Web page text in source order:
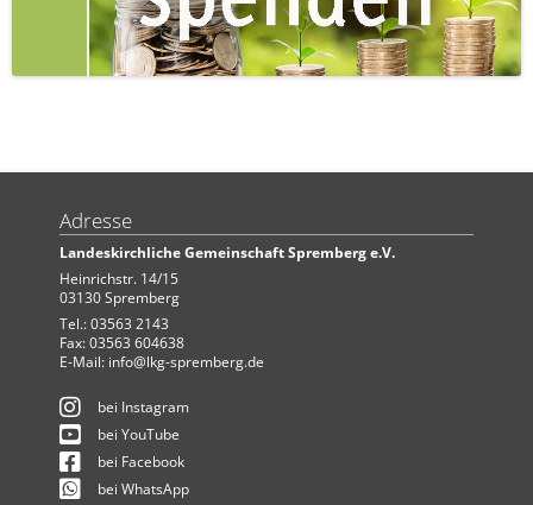
Adresse
Landeskirchliche Gemeinschaft Spremberg e.V.
Heinrichstr. 14/15
03130 Spremberg
Tel.: 03563 2143
Fax: 03563 604638
E-Mail: info@lkg-spremberg.de
bei Instagram
bei YouTube
bei Facebook
bei WhatsApp